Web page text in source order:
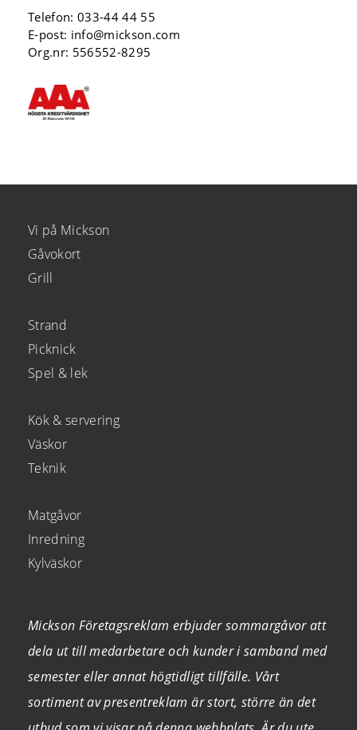
Telefon:033-44 44 55
E-post: info@mickson.com
Org.nr: 556552-8295
Vi på Mickson
Gåvokort
Grill
Strand
Picknick
Spel & lek
Kök & servering
Väskor
Teknik
Matgåvor
Inredning
Kylväskor
Mickson Företagsreklam erbjuder sommargåvor att
dela ut till medarbetare och kunder i samband med
semester eller annat högtidligt tillfälle. Vårt
sortiment av presentreklam är stort, större än det